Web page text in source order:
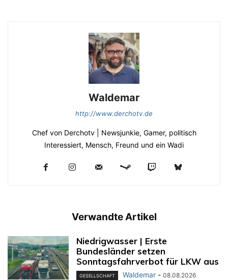
Waldemar
http://www.derchotv.de
Chef von Derchotv | Newsjunkie, Gamer, politisch
Interessiert, Mensch, Freund und ein Wadi
Verwandte Artikel
Niedrigwasser | Erste
Bundesländer setzen
Sonntagsfahrverbot für LKW aus
GESELLSCHAFT Waldemar - 08.08.2026